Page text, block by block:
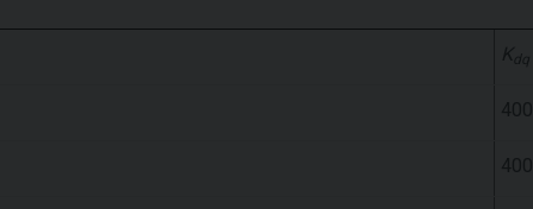
K dq
400
400